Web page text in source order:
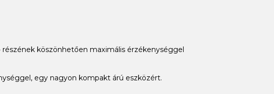
köszönhetően maximális érzékenységgel
egy nagyon kompakt árú eszközért.